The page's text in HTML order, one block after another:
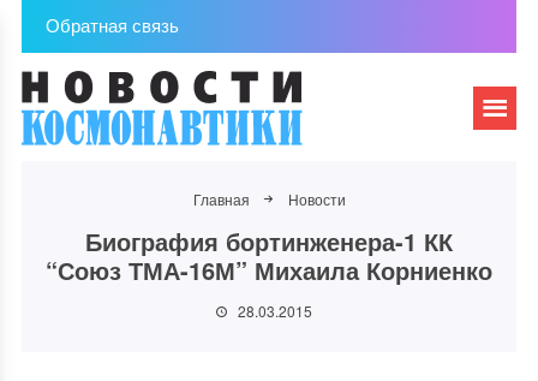
Обратная связь
Главная Новости
Биография бортинженера-1 КК
“Союз ТМА-16М” Михаила Корниенко
28.03.2015